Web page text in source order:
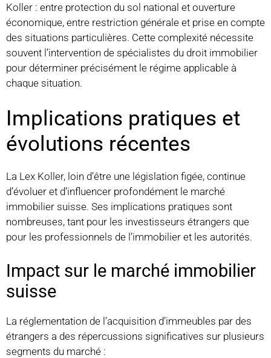
Koller : entre protection du sol national et ouverture
économique, entre restriction générale et prise en compte
des situations particulières. Cette complexité nécessite
souvent l’intervention de spécialistes du droit immobilier
pour déterminer précisément le régime applicable à
chaque situation.
Implications pratiques et
évolutions récentes
La Lex Koller, loin d’être une législation figée, continue
d’évoluer et d’influencer profondément le marché
immobilier suisse. Ses implications pratiques sont
nombreuses, tant pour les investisseurs étrangers que
pour les professionnels de l’immobilier et les autorités.
Impact sur le marché immobilier
suisse
La réglementation de l’acquisition d’immeubles par des
étrangers a des répercussions significatives sur plusieurs
segments du marché :